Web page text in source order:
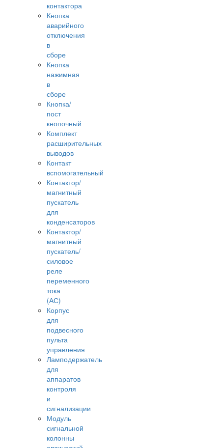
контактора
Кнопка
аварийного
отключения
в
сборе
Кнопка
нажимная
в
сборе
Кнопка/
пост
кнопочный
Комплект
расширительных
выводов
Контакт
вспомогательный
Контактор/
магнитный
пускатель
для
конденсаторов
Контактор/
магнитный
пускатель/
силовое
реле
переменного
тока
(АС)
Корпус
для
подвесного
пульта
управления
Ламподержатель
для
аппаратов
контроля
и
сигнализации
Модуль
сигнальной
колонны